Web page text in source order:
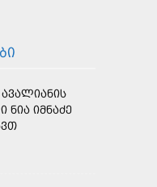
ᲜᲘᲐ ᲘᲛᲜᲐᲫᲔ